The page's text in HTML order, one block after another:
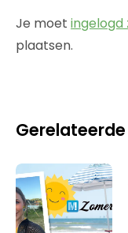
Je moet ingelogd
plaatsen.